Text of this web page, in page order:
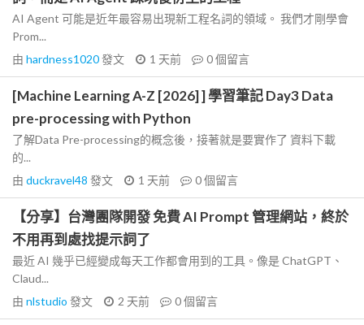
AI Agent 可能是近年最容易出現新工程名詞的領域。 我們才剛學會
Prom...
由 hardness1020發文 1 天前 0個留言
[Machine Learning A-Z [2026] ] 學習筆記 Day3 Data
pre-processing with Python
了解Data Pre-processing的概念後，接著就是要實作了 資料下載
的...
由 duckravel48 發文 1 天前 0個留言
【分享】台灣團隊開發 免費 AI Prompt 管理網站，終於
不用再到處找提示詞了
最近 AI 幾乎已經變成每天工作都會用到的工具。像是 ChatGPT、
Claud...
由 nlstudio 發文 2 天前 0個留言